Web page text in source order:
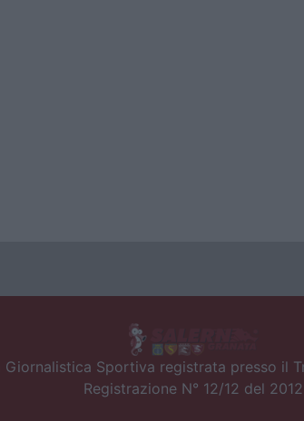
Giornalistica Sportiva registrata presso il
Registrazione N° 12/12 del 2012